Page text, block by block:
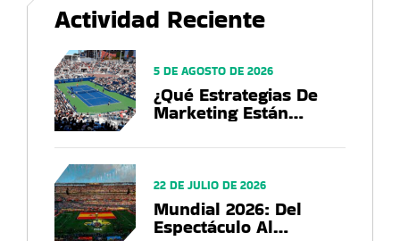
Actividad Reciente
¿Qué Estrategias De
Marketing Están
En El US Open 2026?
5 DE AGOSTO DE 2026
Mundial 2026: Del
Espectáculo Al
22 DE JULIO DE 2026